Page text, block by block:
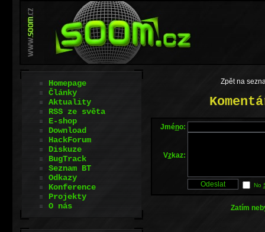
Zpět na
Jméno:
Vzkaz:
No
Zatím
Homepage
Články
Aktuality
RSS ze světa
E-shop
Download
HackForum
Diskuze
BugTrack
Seznam BT
Odkazy
Konference
Projekty
O nás